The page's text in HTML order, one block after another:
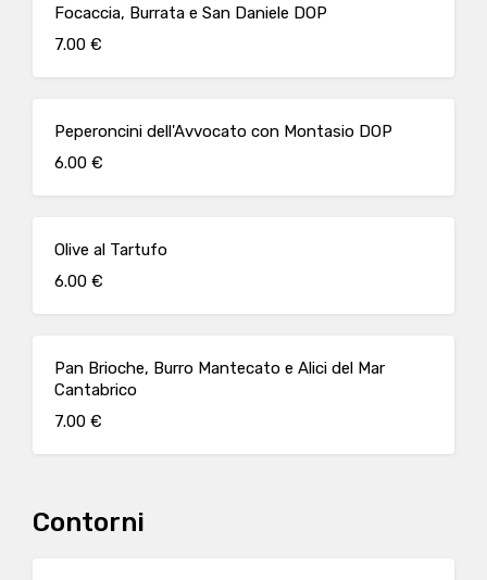
Focaccia, Burrata e San Daniele DOP
7.00 €
Peperoncini dell'Avvocato con Montasio DOP
6.00 €
Olive al Tartufo
6.00 €
Pan Brioche, Burro Mantecato e Alici del Mar
Cantabrico
7.00 €
Contorni